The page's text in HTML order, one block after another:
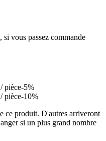
, si vous passez commande
/ pièce-5%
/ pièce-10%
ce produit. D'autres arriveront
si un plus grand nombre